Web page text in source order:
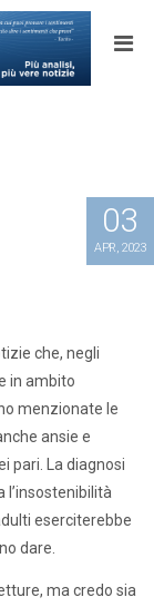
03
APR, 2023
che, negli
in ambito
menzionate le
ansie e
pari. La diagnosi
l’insostenibilità
eserciterebbe
dare.
ma credo sia